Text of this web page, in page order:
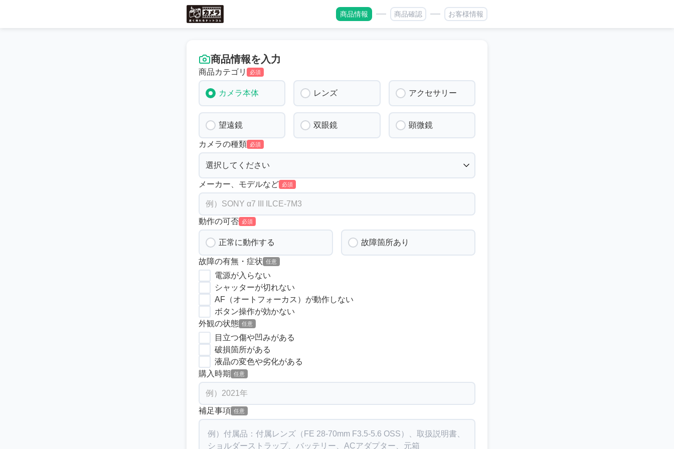
商品情報 商品確認 お客様情報
商品情報を入力
商品カテゴリ 必須
カメラ本体 レンズ アクセサリー
望遠鏡 双眼鏡 顕微鏡
カメラの種類 必須
メーカー、モデルなど 必須
動作の可否 必須
正常に動作する 故障箇所あり
故障の有無・症状 任意
電源が入らない
シャッターが切れない
AF（オートフォーカス）が動作しない
ボタン操作が効かない
外観の状態 任意
目立つ傷や凹みがある
破損箇所がある
液晶の変色や劣化がある
購入時期
任意
補足事項 任意